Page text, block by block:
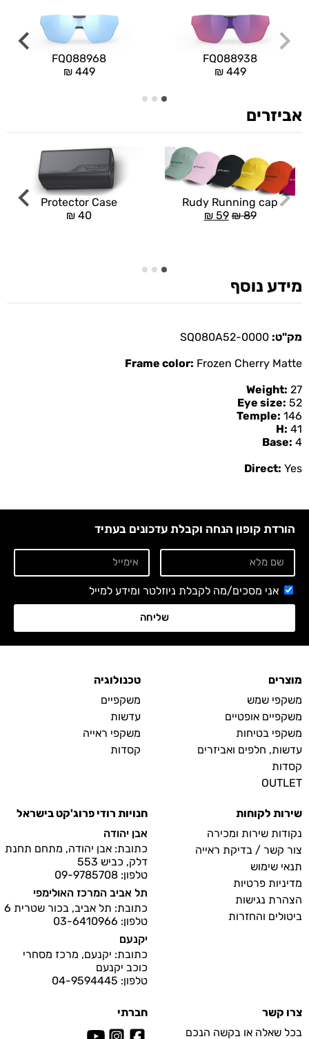
FQ088938
₪449
FQ088968
₪449
אביזרים
Rudy Running cap
₪89
₪59
Protector Case
₪ 40
מידע נוסף
מק"ט:
Frame color: Frozen Cherry Matte
Weight: 27
Eye size: 52
Temple: 146
H: 41
Base: 4
Direct: Yes
הורדת קופון הנחה וקבלת עדכונים בעתיד
אני מסכים/מה לקבלת ניוזלטר ומידע למייל
שליחה
מוצרים
משקפי שמש
משקפיים אופטיים
משקפי בטיחות
עדשות, חלפים ואביזרים
קסדות
OUTLET
טכנולוגיה
משקפיים
עדשות
משקפי ראייה
קסדות
שירות לקוחות
נקודות שירות ומכירה
צור קשר / בדיקת ראייה
תנאי שימוש
מדיניות פרטיות
הצהרת נגישות
ביטולים והחזרות
חנויות רודי פרוג'קט בישראל
אבן יהודה
כתובת: אבן יהודה, מתחם תחנת
דלק, כביש 553
טלפון: 09-9785708
תל אביב המרכז האולימפי
כתובת: תל אביב, בכור שטרית 6
טלפון: 03-6410966
יקנעם
כתובת: יקנעם, מרכז מסחרי
כוכב יקנעם
טלפון: 04-9594445
צרו קשר
בכל שאלה או בקשה הנכם
חברתי